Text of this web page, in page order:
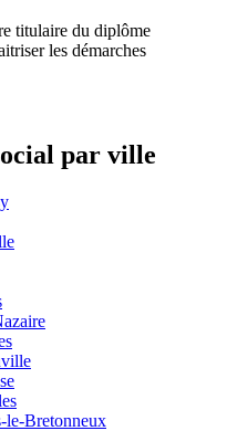
titulaire du diplôme
les démarches
par ville
le-Bretonneux